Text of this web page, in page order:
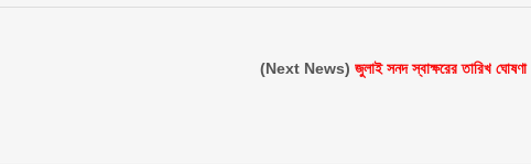
(Next News)জুলাই সনদ স্বাক্ষরের তারিখ ঘোষণা